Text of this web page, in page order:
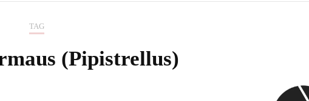
Firmenevent
Konferenzen
Feedbackformular
Traunsee
TAG
(Pipistrellus)